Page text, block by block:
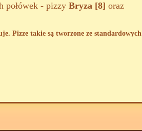
połówek - pizzy Bryza [8] oraz
Pizze takie są tworzone ze standardowych